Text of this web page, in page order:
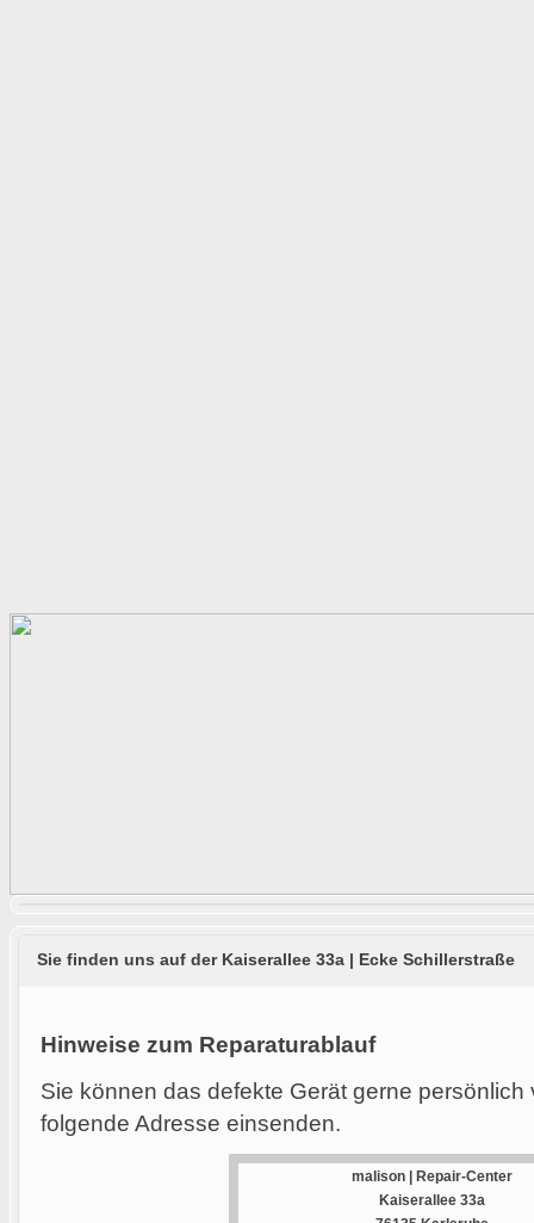
Sie finden uns auf der Kaiserallee 33a | Ecke Schillerstraße
Hinweise zum Reparaturablauf
Sie können das defekte Gerät gerne
folgende Adresse einsenden.
malison | Repair-Center
Kaiserallee 33a